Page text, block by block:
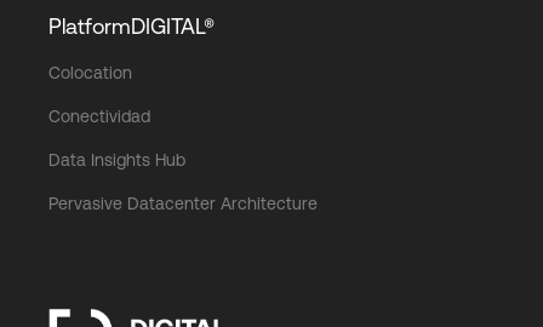
PlatformDIGITAL®
Colocation
Conectividad
Data Insights Hub
Pervasive Datacenter Architecture